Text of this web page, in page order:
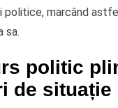
politice, marcând
sa.
politic
de situație